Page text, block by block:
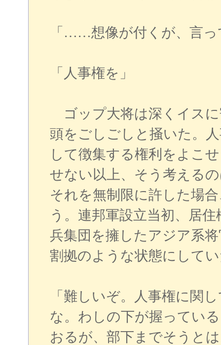
「……想像が付くが、言っ
「人事権を」
ゴップ大将は深くイス
頭をごしごしと掻いた。
して徴集する権利をよこ
せない以上、そう考える
それを無制限に許した場
う。連邦軍設立当初、居
兵集団を擁したアジア系
割拠のような状態にして
「難しいぞ。人事権に関
な。わしの下が握ってい
おるが、部下までそうと